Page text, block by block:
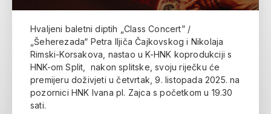
Hvaljeni baletni diptih „Class Concert” /
„Šeherezada“ Petra Iljiča Čajkovskog i Nikolaja
Rimski-Korsakova, nastao u K-HNK koprodukciji s
HNK-om Split, nakon splitske, svoju riječku će
premijeru doživjeti u četvrtak, 9. listopada 2025. na
pozornici HNK Ivana pl. Zajca s početkom u 19.30
sati.